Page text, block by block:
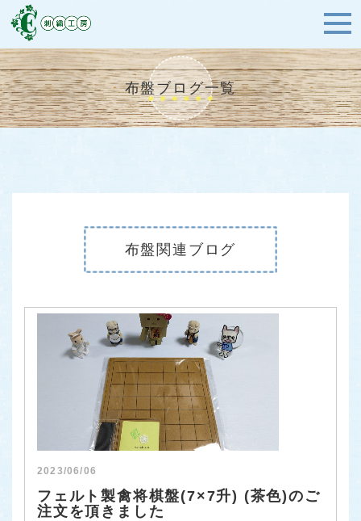
布盤ブログ一覧
布盤関連ブログ
2023/06/06
フェルト製禽将棋盤(7×7升) (茶色)のご
注文を頂きました